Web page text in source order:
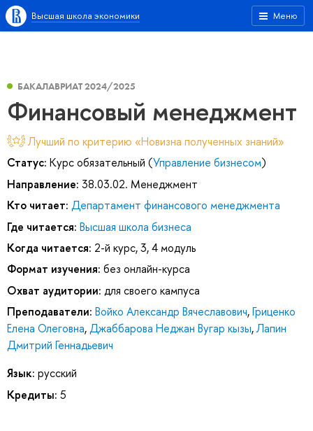
Меню
Высшая школа экономики
БАКАЛАВРИАТ 2024/2025
Финансовый менеджмент
Лучший по критерию «Новизна полученных знаний»
Статус: Курс обязательный (Управление бизнесом)
Направление: 38.03.02. Менеджмент
Кто читает: Департамент финансового менеджмента
Где читается: Высшая школа бизнеса
Когда читается: 2-й курс, 3, 4 модуль
Формат изучения: без онлайн-курса
Охват аудитории: для своего кампуса
Преподаватели: Войко Александр Вячеславович,Гриценко
Елена Олеговна,Джаббарова Неджан Вугар кызы,Лапин
Дмитрий Геннадьевич
Язык: русский
Кредиты: 5